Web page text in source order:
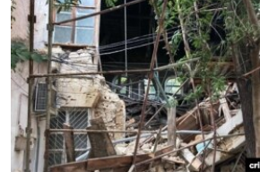
ПОБЕДИТЕЛЕЙ НЕ СУДЯТ?
КРЫМ.НЕПОКОРЕННЫЙ
ELIFBE
УКРАИНСКАЯ ПРОБЛЕМА КРЫМА
ПРИСОЕДИНЯЙТЕСЬ!
Все сайты RFE/RL